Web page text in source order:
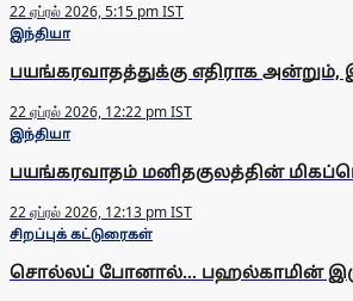
22 ஏப்ரல் 2026, 5:15 pm IST
இந்தியா
பயங்கரவாதத்துக்கு எதிராக அன்றும்,
22 ஏப்ரல் 2026, 12:22 pm IST
இந்தியா
பயங்கரவாதம் மனிதகுலத்தின்
22 ஏப்ரல் 2026, 12:13 pm IST
சிறப்புக் கட்டுரைகள்
சொல்லப் போனால்... பஹல்காமின்